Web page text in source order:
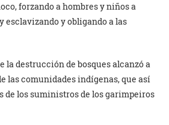
forzando a hombres y niños a
esclavizando y obligando a las
la destrucción de bosques alcanzó a
las comunidades indígenas, que así
de los suministros de los garimpeiros